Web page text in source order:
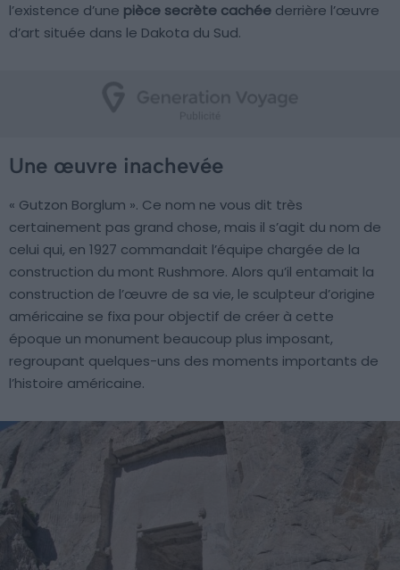
l’existence d’une pièce secrète cachée derrière l’œuvre
d’art située dans le Dakota du Sud.
Une œuvre inachevée
« Gutzon Borglum ». Ce nom ne vous dit très
certainement pas grand chose, mais il s’agit du nom de
celui qui, en 1927 commandait l’équipe chargée de la
construction du mont Rushmore. Alors qu’il entamait la
construction de l’œuvre de sa vie, le sculpteur d’origine
américaine se fixa pour objectif de créer à cette
époque un monument beaucoup plus imposant,
regroupant quelques-uns des moments importants de
l’histoire américaine.